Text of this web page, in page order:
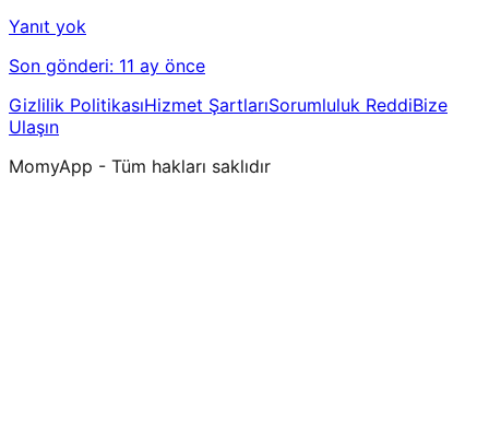
Yanıt yok
Son gönderi: 11 ay önce
Gizlilik PolitikasıHizmet ŞartlarıSorumluluk ReddiBize
Ulaşın
MomyApp - Tüm hakları saklıdır